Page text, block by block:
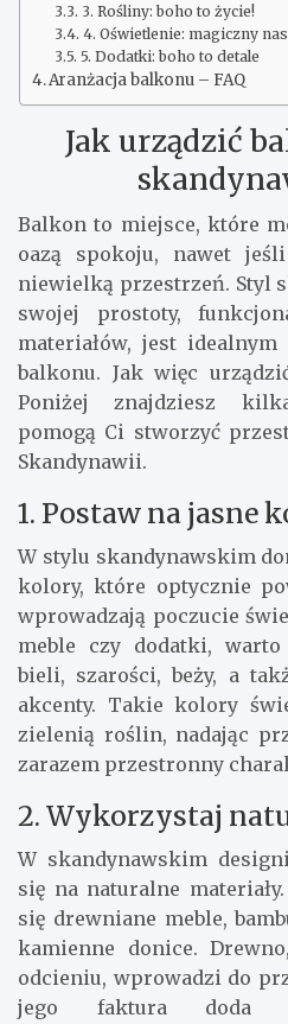
3. Rośliny: boho to życie!
4. Oświetlenie: magiczny
5. Dodatki: boho to detale
Aranżacja balkonu – FAQ
Jak urządzić
Balkon to miejsce, które
oazą spokoju, nawet
niewielką przestrzeń. Styl
swojej prostoty,
materiałów, jest
balkonu. Jak więc
Poniżej znajdziesz
pomogą Ci stworzyć
Skandynawii.
1. Postaw na jasne
W stylu skandynawskim
kolory, które optycznie
wprowadzają poczucie
meble czy dodatki,
bieli, szarości, beży, a
akcenty. Takie kolory
zielenią roślin, nadając
zarazem przestronny
2. Wykorzystaj
W skandynawskim
się na naturalne
się drewniane meble,
kamienne donice.
odcieniu, wprowadzi do
jego faktura doda